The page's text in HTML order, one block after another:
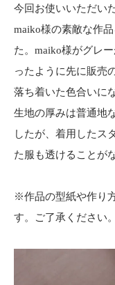
今回お使いいただい
maiko様の素敵な作
た。maiko様がグレ
ったように先に販売
落ち着いた色合いに
生地の厚みは普通地
したが、着用したス
た服も透けることが
※作品の型紙や作り
す。ご了承ください。